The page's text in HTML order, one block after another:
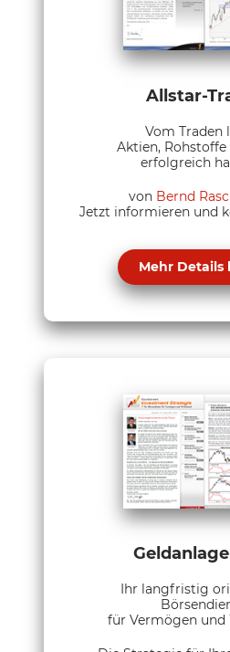
Allstar-
Vom Traden
Aktien, Rohstoffe
erfolgreich
von Bernd
Jetzt informieren und
Mehr Details
Ihr langfristig
für Vermögen und